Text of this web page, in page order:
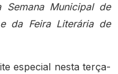
Municipal de
da Feira Literária de
especial nesta terça-